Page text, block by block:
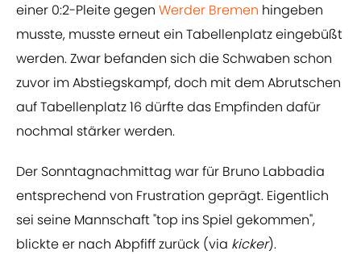
einer 0:2-Pleite gegen Werder Bremen hingeben
musste, musste erneut ein Tabellenplatz eingebüßt
werden. Zwar befanden sich die Schwaben schon
zuvor im Abstiegskampf, doch mit dem Abrutschen
auf Tabellenplatz 16 dürfte das Empfinden dafür
nochmal stärker werden.
Der Sonntagnachmittag war für Bruno Labbadia
entsprechend von Frustration geprägt. Eigentlich
sei seine Mannschaft "top ins Spiel gekommen",
blickte er nach Abpfiff zurück (via kicker).